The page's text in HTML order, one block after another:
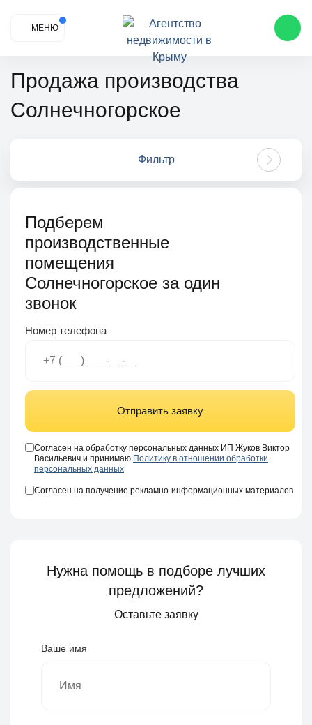
МЕНЮ
Продажа производства
Солнечногорское
Фильтр
Подберем
производственные
помещения
Солнечногорское за один
звонок
Номер телефона
Отправить заявку
Согласен на обработку персональных данных ИП Жуков Виктор
Васильевич и принимаю Политику в отношении обработки
персональных данных
Согласен на получение рекламно-информационных материалов
Нужна помощь в подборе лучших
предложений?
Оставьте заявку
Ваше имя